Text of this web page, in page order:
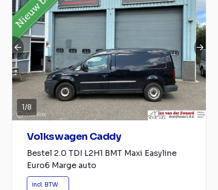
1/8
Volkswagen Caddy
Bestel 2.0 TDI L2H1 BMT Maxi Easyline
Euro6 Marge auto
incl. BTW